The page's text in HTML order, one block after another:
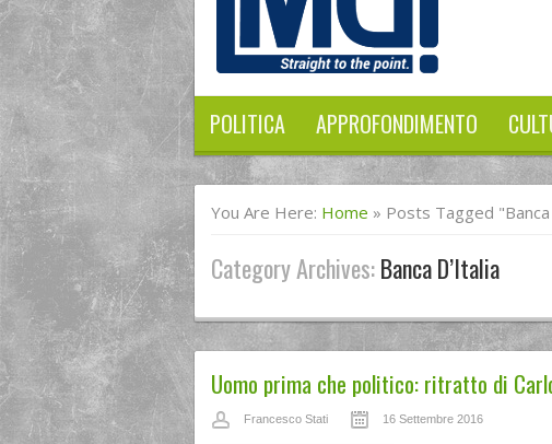
POLITICA APPROFONDIMENTO
You Are Here: Home » Posts Tagged "Banca
Category Archives:Banca D’Italia
Uomo prima che politico: ritratto di
Francesco Stati 16 Settembre 2016